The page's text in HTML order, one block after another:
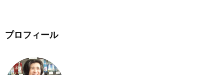
プロフィール